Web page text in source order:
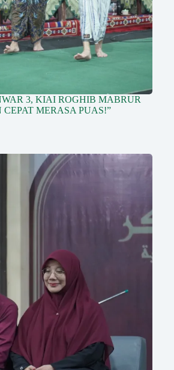
3, KIAI ROGHIB MABRUR
MERASA PUAS!”